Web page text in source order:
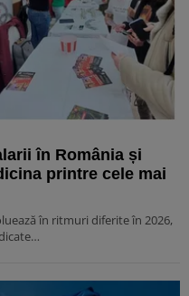
în România și
printre cele mai
în ritmuri diferite în 2026,